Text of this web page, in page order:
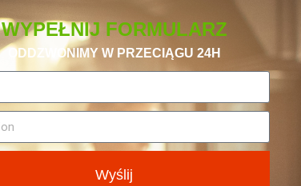
WYPEŁNIJ FORMULARZ
ODDZWONIMY W PRZECIĄGU 24H
Wyślij